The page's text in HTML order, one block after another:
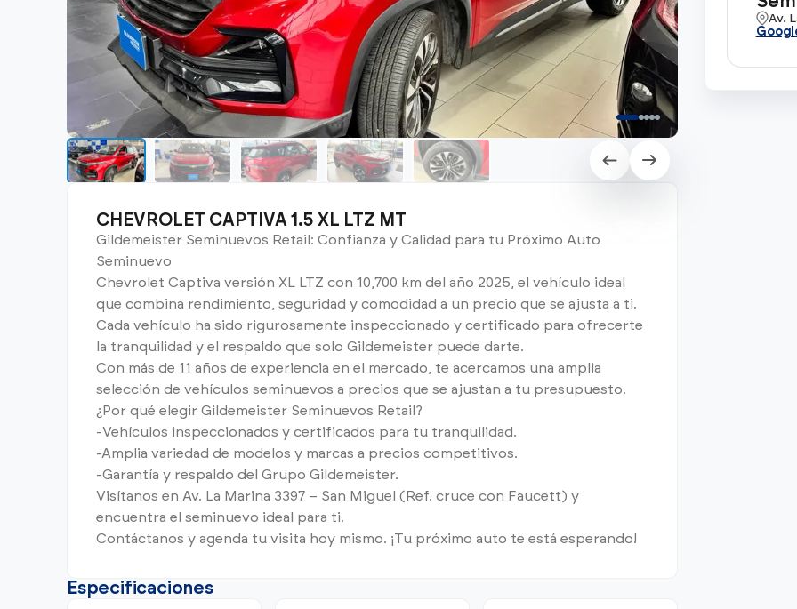
CHEVROLET CAPTIVA 1.5 XL LTZ MT
Gildemeister Seminuevos Retail: Confianza y Calidad para tu Próximo Auto
Seminuevo
Chevrolet Captiva versión XL LTZ con 10,700 km del año 2025, el vehículo ideal
que combina rendimiento, seguridad y comodidad a un precio que se ajusta a ti.
Cada vehículo ha sido rigurosamente inspeccionado y certificado para ofrecerte
la tranquilidad y el respaldo que solo Gildemeister puede darte.
Con más de 11 años de experiencia en el mercado, te acercamos una amplia
selección de vehículos seminuevos a precios que se ajustan a tu presupuesto.
¿Por qué elegir Gildemeister Seminuevos Retail?
-Vehículos inspeccionados y certificados para tu tranquilidad.
-Amplia variedad de modelos y marcas a precios competitivos.
-Garantía y respaldo del Grupo Gildemeister.
Visítanos en Av. La Marina 3397 – San Miguel (Ref. cruce con Faucett) y
encuentra el seminuevo ideal para ti.
Contáctanos y agenda tu visita hoy mismo. ¡Tu próximo auto te está esperando!
Especificaciones
Av.